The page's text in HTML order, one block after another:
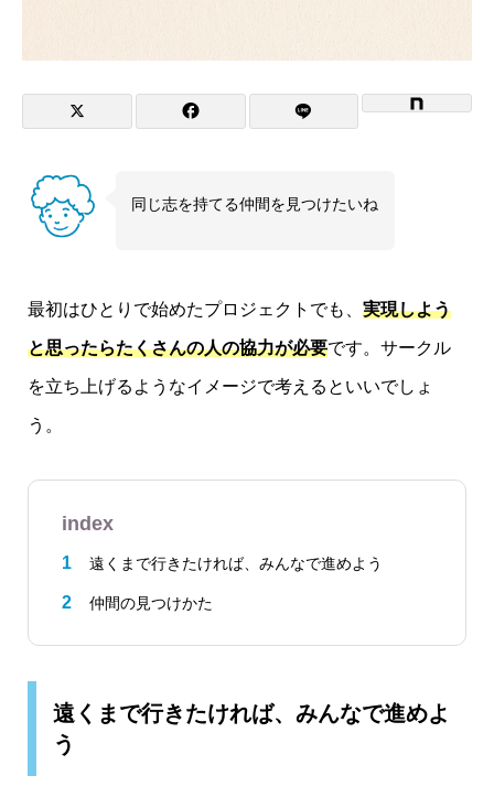
同じ志を持てる仲間を見つけたいね
最初はひとりで始めたプロジェクトでも、 実現しよう
と思ったらたくさんの人の協力が必要です。サークル
を立ち上げるようなイメージで考えるといいでしょ
う。
index
遠くまで行きたければ、みんなで進めよう
仲間の見つけかた
遠くまで行きたければ、みんなで進めよ
う